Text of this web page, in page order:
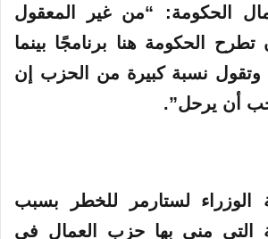
الحكومة: “من غير المعقول
الحكومة هنا برنامجًا بينما
وتقول نسبة كبيرة من الحزب إن
أن يرحل”.
لستارمر للخطر بسبب
التي مني بها حزب العمال في